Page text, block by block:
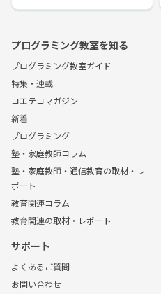
プログラミング教室を知る
プログラミング教室ガイド
特集・連載
コエテコマガジン
新着
プログラミング
塾・家庭教師コラム
塾・家庭教師・通信教育の取材・レ
ポート
教育関連コラム
教育関連の取材・レポート
サポート
よくあるご質問
お問い合わせ